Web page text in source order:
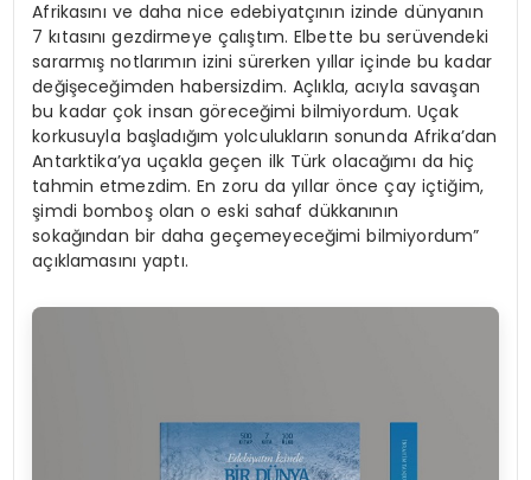
Afrikasını ve daha nice edebiyatçının izinde dünyanın
7 kıtasını gezdirmeye çalıştım. Elbette bu serüvendeki
sararmış notlarımın izini sürerken yıllar içinde bu kadar
değişeceğimden habersizdim. Açlıkla, acıyla savaşan
bu kadar çok insan göreceğimi bilmiyordum. Uçak
korkusuyla başladığım yolculukların sonunda Afrika’dan
Antarktika’ya uçakla geçen ilk Türk olacağımı da hiç
tahmin etmezdim. En zoru da yıllar önce çay içtiğim,
şimdi bomboş olan o eski sahaf dükkanının
sokağından bir daha geçemeyeceğimi bilmiyordum”
açıklamasını yaptı.